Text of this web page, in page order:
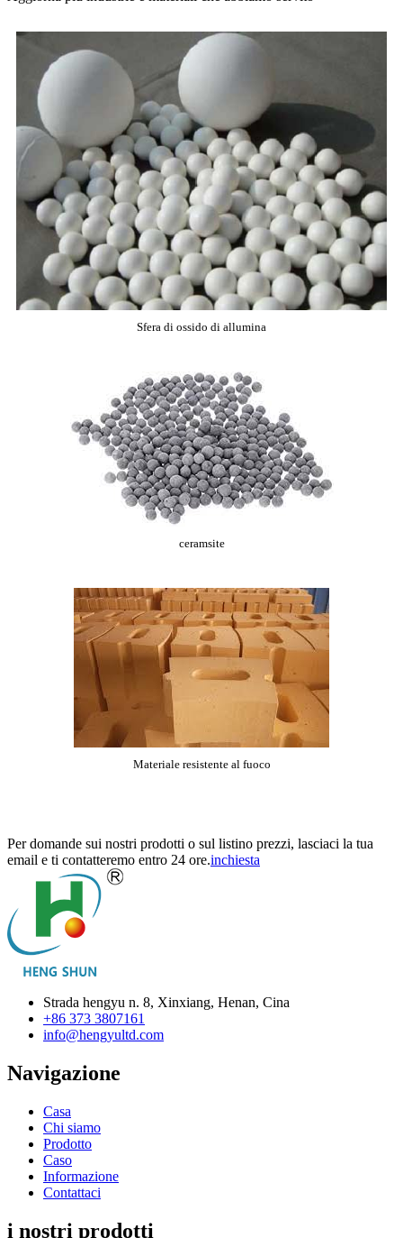
Sfera di ossido di allumina
ceramsite
Materiale resistente al fuoco
Per domande sui nostri prodotti o sul listino prezzi, lasciaci la tua
email e ti contatteremo entro 24 ore.inchiesta
Strada hengyu n. 8, Xinxiang, Henan, Cina
+86 373 3807161
info@hengyultd.com
Navigazione
Casa
Chi siamo
Prodotto
Caso
Informazione
Contattaci
i nostri prodotti